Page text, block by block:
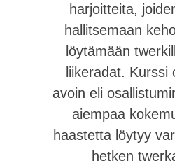
harjoitteita,
hallitsemaan
löytämään
liikeradat. Kurssi
avoin eli
aiempaa
haastetta löytyy
hetken